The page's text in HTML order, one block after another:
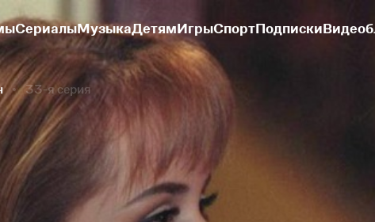
СериалыМузыкаДетямИгрыСпортПодписки
33-я серия